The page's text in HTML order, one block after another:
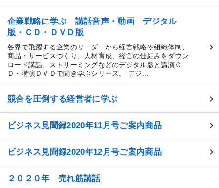
企業戦略に学ぶ 講話音声・動画 デジタル
版・ＣＤ・ＤＶＤ版
各界で飛躍する企業のリーダーから経営戦略や組織体制、
商品・サービスづくり、人材育成、経営の仕組みをダウン
ロード講話、ストリーミングなどのデジタル版と講演Ｃ
Ｄ・講演ＤＶＤで聞き学ぶシリーズ。 デジ...
競合を圧倒する経営者に学ぶ
ビジネス見聞録2020年11月号ご案内商品
ビジネス見聞録2020年12月号ご案内商品
２０２０年 売れ筋講話